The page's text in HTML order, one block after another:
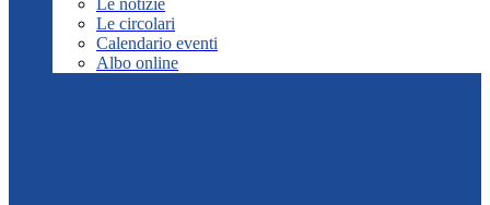
Le notizie
Le circolari
Calendario eventi
Albo online